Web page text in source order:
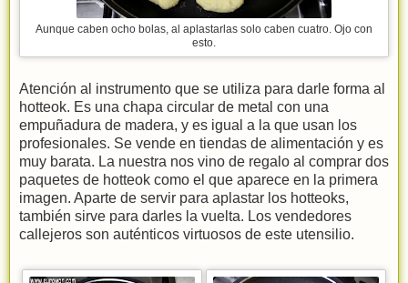
Aunque caben ocho bolas, al aplastarlas solo caben cuatro. Ojo con
esto.
Atención al instrumento que se utiliza para darle forma al
hotteok. Es una chapa circular de metal con una
empuñadura de madera, y es igual a la que usan los
profesionales. Se vende en tiendas de alimentación y es
muy barata. La nuestra nos vino de regalo al comprar dos
paquetes de hotteok como el que aparece en la primera
imagen. Aparte de servir para aplastar los hotteoks,
también sirve para darles la vuelta. Los vendedores
callejeros son auténticos virtuosos de este utensilio.